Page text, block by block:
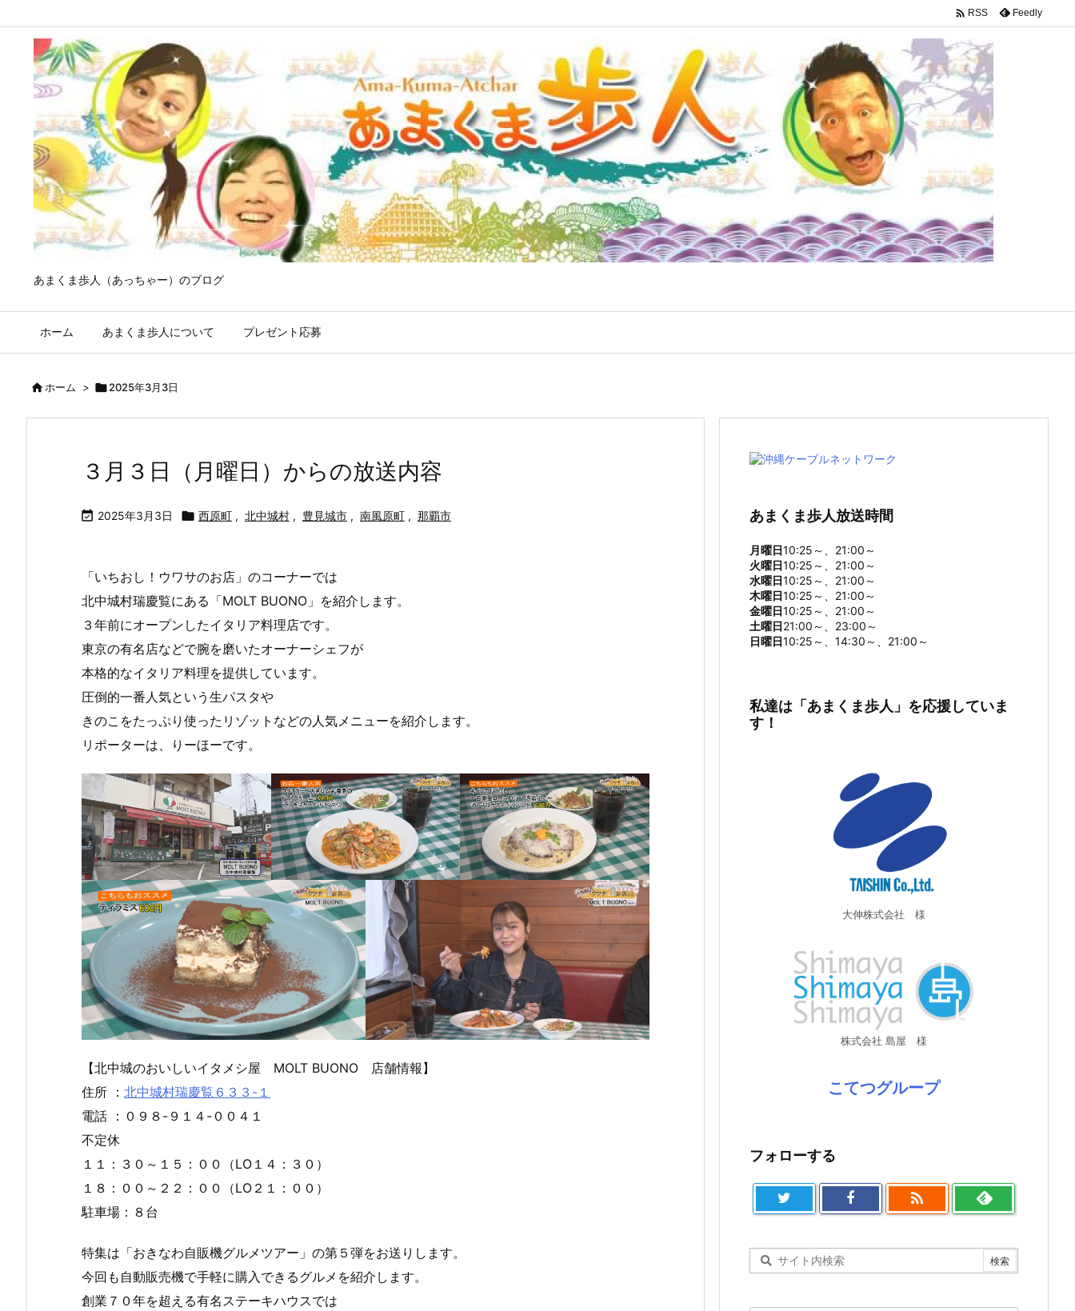
あまくま歩人（あっちゃー）のブログ
ホーム あまくま歩人について プレゼント応募
 RSS Feedly
ホーム > 2025年3月3日
３月３日（月曜日）からの放送内容
 2025年3月3日  西原町 , 北中城村 , 豊見城市 , 南風原町 , 那覇市
「いちおし！ウワサのお店」のコーナーでは
北中城村瑞慶覧にある「MOLT BUONO」を紹介します。
３年前にオープンしたイタリア料理店です。
東京の有名店などで腕を磨いたオーナーシェフが
本格的なイタリア料理を提供しています。
圧倒的一番人気という生パスタや
きのこをたっぷり使ったリゾットなどの人気メニューを紹介します。
リポーターは、りーほーです。
【北中城のおいしいイタメシ屋 MOLT BUONO 店舗情報】
住所 ： 北中城村瑞慶覧６３３-１
電話 ：０９８-９１４-００４１
不定休
１１：３０～１５：００（LO１４：３０）
１８：００～２２：００（LO２１：００）
駐車場：８台
特集は「おきなわ自販機グルメツアー」の第５弾をお送りします。
今回も自動販売機で手軽に購入できるグルメを紹介します。
創業７０年を超える有名ステーキハウスでは
あまくま歩人放送時間
月曜日10:25～、21:00～
火曜日10:25～、21:00～
水曜日10:25～、21:00～
木曜日10:25～、21:00～
金曜日10:25～、21:00～
土曜日21:00～、23:00～
日曜日10:25～、14:30～、21:00～
私達は「あまくま歩人」を応援していま
す！
大伸株式会社 様
株式会社 島屋 様
こてつグループ
フォローする
